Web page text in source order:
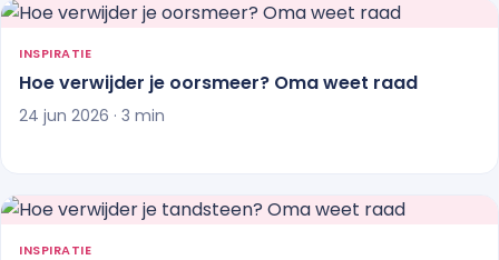
INSPIRATIE
Hoe verwijder je oorsmeer? Oma weet raad
24 jun 2026 · 3 min
INSPIRATIE